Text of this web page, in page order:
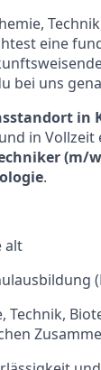
eine
bei uns
in
und in Vollzeit
(m/
.
alt
Technik,